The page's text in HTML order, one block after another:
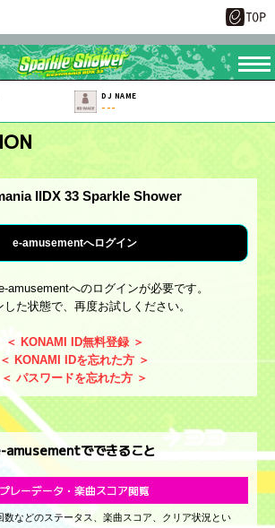
DJ NAME
---
IIDX 33 Sparkle Shower
e-amusementへログイン
amusementへのログインが必要です。
した状態で、再度お試しください。
＜ KONAMI ID無料登録 ＞
＜ KONAMI IDを忘れた方 ＞
＜ パスワードを忘れた方 ＞
amusementでできること
プレーデータ・楽曲スコア閲覧
数などのステータス、楽曲スコア、クリア状況とい